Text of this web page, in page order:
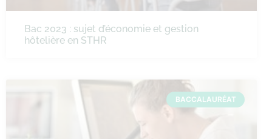
Bac 2023 : sujet d’économie et gestion
hôtelière en STHR
BACCALAURÉAT